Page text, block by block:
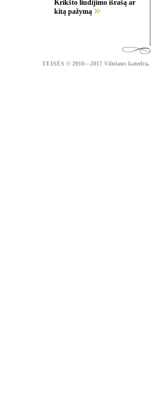
Krikšto liudijimo išrašą ar
kitą pažymą
TEISĖS © 2010—2017 Vilniaus katedra,